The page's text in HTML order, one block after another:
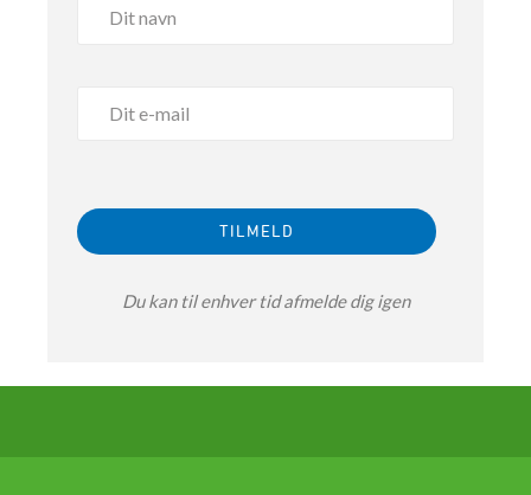
Du kan til enhver tid afmelde dig igen